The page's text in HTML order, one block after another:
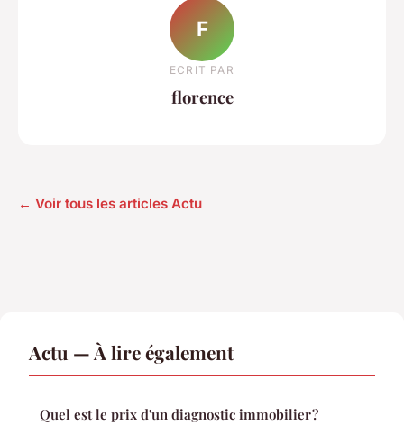
F
ECRIT PAR
florence
← Voir tous les articles Actu
Actu — À lire également
Quel est le prix d'un diagnostic immobilier ?